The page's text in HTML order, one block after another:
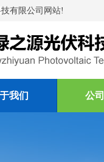
有限公司网站!
我们 公